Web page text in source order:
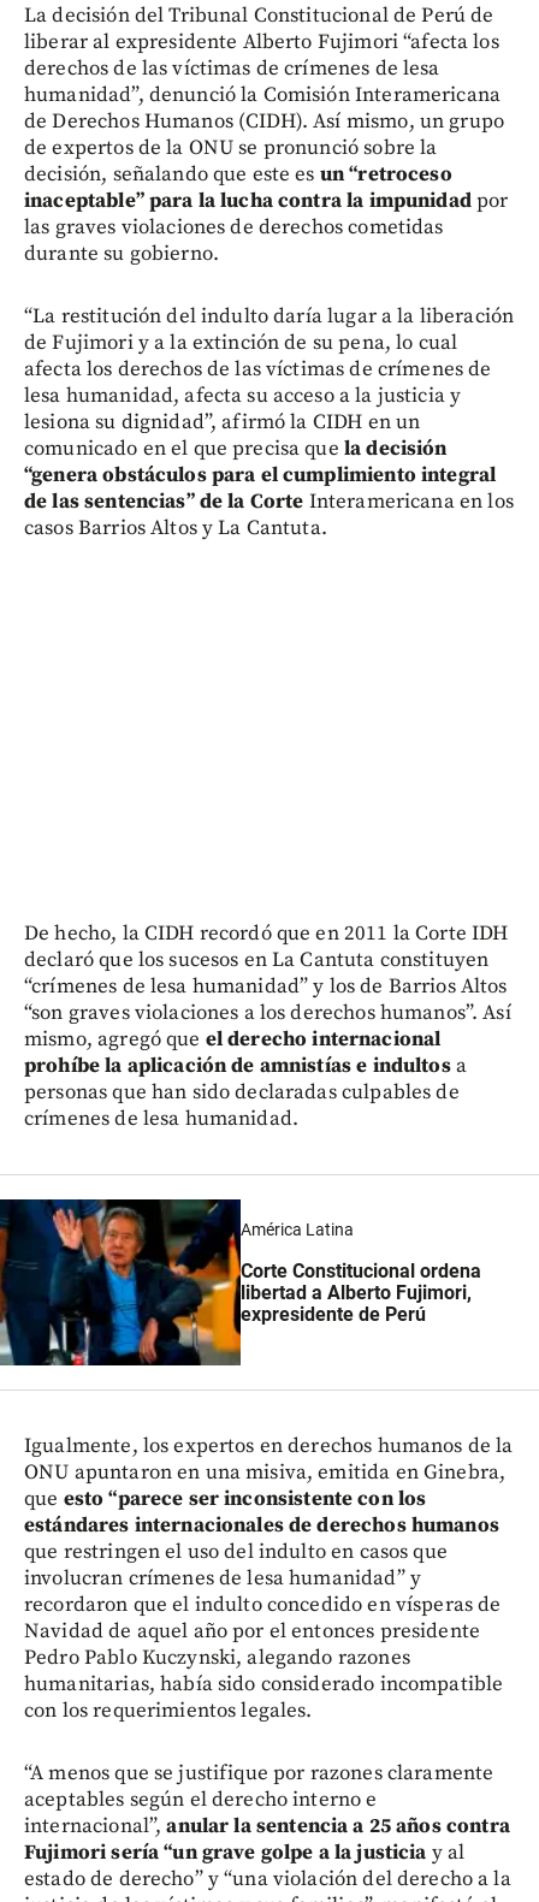
La decisión del Tribunal Constitucional de Perú de
liberar al expresidente Alberto Fujimori “afecta los
derechos de las víctimas de crímenes de lesa
humanidad”, denunció la Comisión Interamericana
de Derechos Humanos (CIDH). Así mismo, un grupo
de expertos de la ONU se pronunció sobre la
decisión, señalando que este es un “retroceso
inaceptable” para la lucha contra la impunidadpor
las graves violaciones de derechos cometidas
durante su gobierno.
“La restitución del indulto daría lugar a la liberación
de Fujimori y a la extinción de su pena, lo cual
afecta los derechos de las víctimas de crímenes de
lesa humanidad, afecta su acceso a la justicia y
lesiona su dignidad”, afirmó la CIDH en un
comunicado en el que precisa que la decisión
“genera obstáculos para el cumplimiento integral
de las sentencias” de la Corte Interamericana en los
casos Barrios Altos y La Cantuta.
De hecho, la CIDH recordó que en 2011 la Corte IDH
declaró que los sucesos en La Cantuta constituyen
“crímenes de lesa humanidad” y los de Barrios Altos
“son graves violaciones a los derechos humanos”. Así
mismo, agregó que el derecho internacional
prohíbe la aplicación de amnistías e indultosa
personas que han sido declaradas culpables de
crímenes de lesa humanidad.
América Latina
Corte Constitucional ordena
libertad a Alberto Fujimori,
expresidente de Perú
Igualmente, los expertos en derechos humanos de la
ONU apuntaron en una misiva, emitida en Ginebra,
que esto “parece ser inconsistente con los
estándares internacionales de derechos humanos
que restringen el uso del indulto en casos que
involucran crímenes de lesa humanidad” y
recordaron que el indulto concedido en vísperas de
Navidad de aquel año por el entonces presidente
Pedro Pablo Kuczynski, alegando razones
humanitarias, había sido considerado incompatible
con los requerimientos legales.
“A menos que se justifique por razones claramente
aceptables según el derecho interno e
internacional”,anular la sentencia a 25 años contra
Fujimori sería “un grave golpe a la justicia y al
estado de derecho” y “una violación del derecho a la